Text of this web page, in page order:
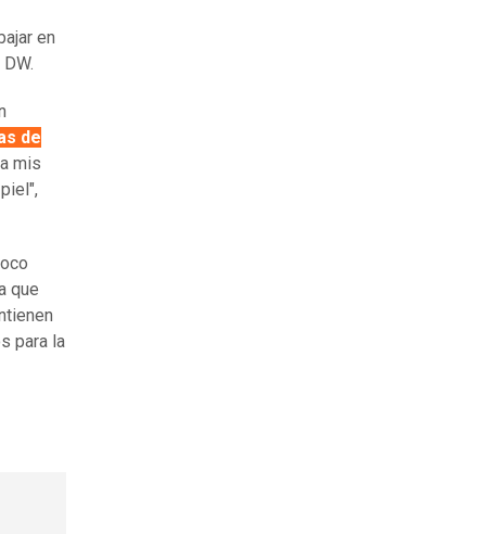
en
de
mis
que
para la